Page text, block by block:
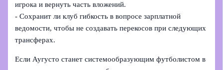
игрока и вернуть часть вложений.
- Сохранит ли клуб гибкость в вопросе зарплатной
ведомости, чтобы не создавать перекосов при следующих
трансферах.
Если Аугусто станет системообразующим футболистом в